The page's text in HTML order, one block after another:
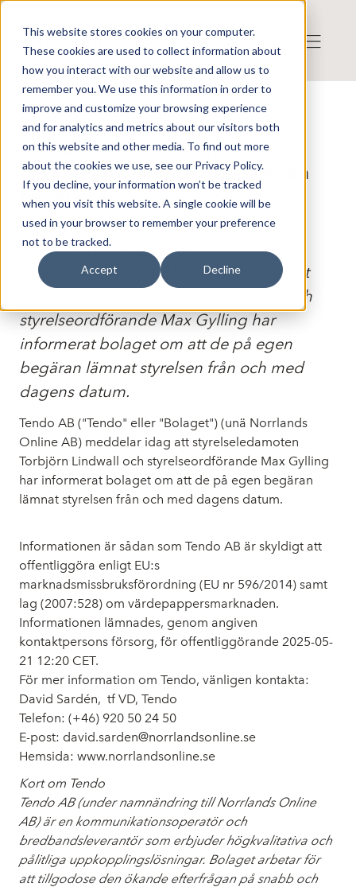
This website stores cookies on your computer.
These cookies are used to collect information about
how you interact with our website and allow us to
remember you. We use this information in order to
improve and customize your browsing experience
and for analytics and metrics about our visitors both
on this website and other media. To find out more
about the cookies we use, see our Privacy Policy.
If you decline, your information won’t be tracked
when you visit this website. A single cookie will be
used in your browser to remember your preference
not to be tracked.
Accept Decline
Press release from Companies
Publicerat: 2025-05-21 12:20:20
Tendo AB: Tendo AB (publ) Två
styrelseledamöter avgår på egen
begäran
Tendo AB ("Tendo" eller "Bolaget") (unä
Norrlands Online AB) meddelar idag att
styrelseledamoten Torbjörn Lindwall och
styrelseordförande Max Gylling har
informerat bolaget om att de på egen
begäran lämnat styrelsen från och med
dagens datum.
Tendo AB ("Tendo" eller "Bolaget") (unä Norrlands
Online AB) meddelar idag att styrelseledamoten
Torbjörn Lindwall och styrelseordförande Max Gylling
har informerat bolaget om att de på egen begäran
lämnat styrelsen från och med dagens datum.
Informationen är sådan som Tendo AB är skyldigt att
offentliggöra enligt EU:s
marknadsmissbruksförordning (EU nr 596/2014) samt
lag (2007:528) om värdepappersmarknaden.
Informationen lämnades, genom angiven
kontaktpersons försorg, för offentliggörande 2025-05-
21 12:20 CET.
För mer information om Tendo, vänligen kontakta:
David Sardén, tf VD, Tendo
Telefon: (+46) 920 50 24 50
E-post: david.sarden@norrlandsonline.se
Hemsida: www.norrlandsonline.se
Kort om Tendo
Tendo AB (under namnändring till Norrlands Online
AB) är en kommunikationsoperatör och
bredbandsleverantör som erbjuder högkvalitativa och
pålitliga uppkopplingslösningar. Bolaget arbetar för
att tillgodose den ökande efterfrågan på snabb och